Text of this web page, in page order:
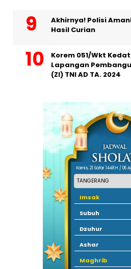
Akhirnya! Polisi
Hasil Curian
Korem 051/Wkt
Lapangan
(ZI) TNI AD TA. 2024
Kamis, 21 Safar 1448 H / 06
Imsak
Subuh
Dzuhur
Ashar
Maghrib